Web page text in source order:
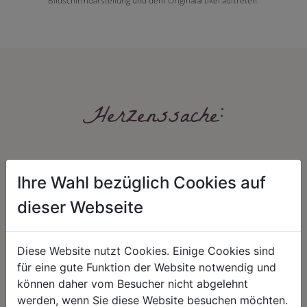
Herzenssache:
HARMONIE
Unser Sortiment steht für ein
positives Lebensgefühl. Wir
schenken natürliche, stilvolle
FAIRNESS
Nicht immer ist der günstigste Preis
auch ein guter Preis. Wir handeln
fair – im Hinblick auf unsere
Ihre Wahl bezüglich Cookies auf
dieser Webseite
Diese Website nutzt Cookies. Einige Cookies sind
für eine gute Funktion der Website notwendig und
können daher vom Besucher nicht abgelehnt
werden, wenn Sie diese Website besuchen möchten.